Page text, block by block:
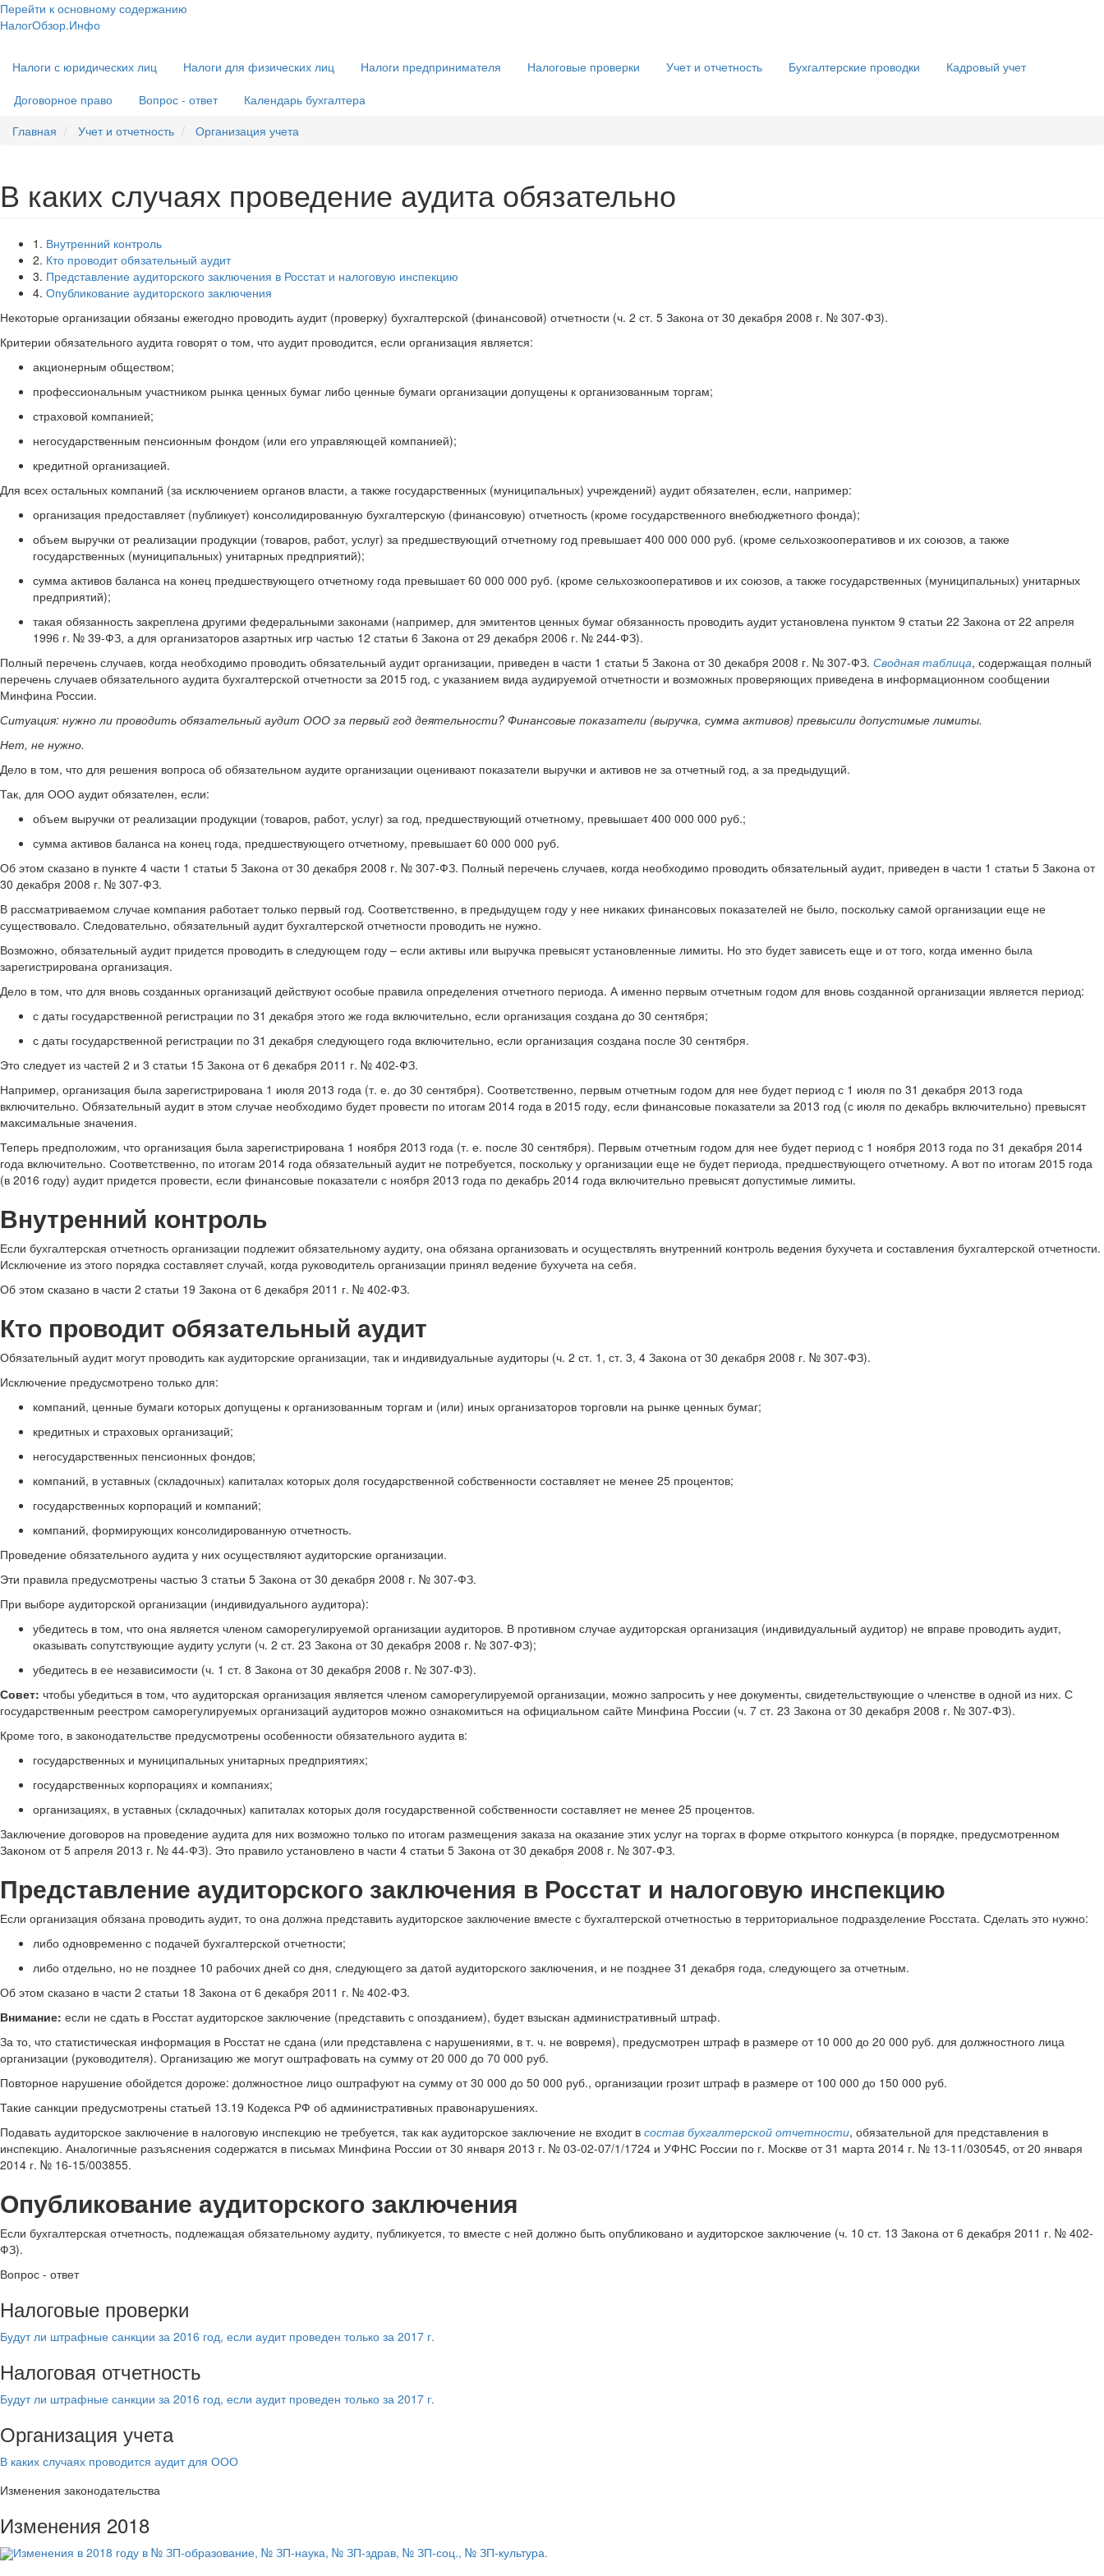
Перейти к основному содержанию
НалогОбзор.Инфо
навигация
Налоги с юридических лиц Налоги для физических лиц Налоги предпринимателя Налоговые проверки Учет и отчетность Бухгалтерские проводки
Кадровый учет
Договорное право
Вопрос - ответ
Календарь бухгалтера
Главная
Учет и отчетность Организация учета
В каких случаях проведение аудита обязательно
1. Внутренний контроль
2. Кто проводит обязательный аудит
3. Представление аудиторского заключения в Росстат и налоговую инспекцию
4. Опубликование аудиторского заключения
Некоторые организации обязаны ежегодно проводить аудит (проверку) бухгалтерской (финансовой) отчетности (ч. 2 ст. 5 Закона от 30 декабря 2008 г. № 307-ФЗ).
Критерии обязательного аудита говорят о том, что аудит проводится, если организация является:
акционерным обществом;
профессиональным участником рынка ценных бумаг либо ценные бумаги организации допущены к организованным торгам;
страховой компанией;
негосударственным пенсионным фондом (или его управляющей компанией);
кредитной организацией.
Для всех остальных компаний (за исключением органов власти, а также государственных (муниципальных) учреждений) аудит обязателен, если, например:
организация предоставляет (публикует) консолидированную бухгалтерскую (финансовую) отчетность (кроме государственного внебюджетного фонда);
объем выручки от реализации продукции (товаров, работ, услуг) за предшествующий отчетному год превышает 400 000 000 руб. (кроме сельхозкооперативов и их союзов, а также
государственных (муниципальных) унитарных предприятий);
сумма активов баланса на конец предшествующего отчетному года превышает 60 000 000 руб. (кроме сельхозкооперативов и их союзов, а также государственных (муниципальных) унитарных
предприятий);
такая обязанность закреплена другими федеральными законами (например, для эмитентов ценных бумаг обязанность проводить аудит установлена пунктом 9 статьи 22 Закона от 22 апреля
1996 г. № 39-ФЗ, а для организаторов азартных игр частью 12 статьи 6 Закона от 29 декабря 2006 г. № 244-ФЗ).
Полный перечень случаев, когда необходимо проводить обязательный аудит организации, приведен в части 1 статьи 5 Закона от 30 декабря 2008 г. № 307-ФЗ. Сводная таблица, содержащая полный
перечень случаев обязательного аудита бухгалтерской отчетности за 2015 год, с указанием вида аудируемой отчетности и возможных проверяющих приведена в информационном сообщении
Минфина России.
Ситуация: нужно ли проводить обязательный аудит ООО за первый год деятельности? Финансовые показатели (выручка, сумма активов) превысили допустимые лимиты.
Нет, не нужно.
Дело в том, что для решения вопроса об обязательном аудите организации оценивают показатели выручки и активов не за отчетный год, а за предыдущий.
Так, для ООО аудит обязателен, если:
объем выручки от реализации продукции (товаров, работ, услуг) за год, предшествующий отчетному, превышает 400 000 000 руб.;
сумма активов баланса на конец года, предшествующего отчетному, превышает 60 000 000 руб.
Об этом сказано в пункте 4 части 1 статьи 5 Закона от 30 декабря 2008 г. № 307-ФЗ. Полный перечень случаев, когда необходимо проводить обязательный аудит, приведен в части 1 статьи 5 Закона от
30 декабря 2008 г. № 307-ФЗ.
В рассматриваемом случае компания работает только первый год. Соответственно, в предыдущем году у нее никаких финансовых показателей не было, поскольку самой организации еще не
существовало. Следовательно, обязательный аудит бухгалтерской отчетности проводить не нужно.
Возможно, обязательный аудит придется проводить в следующем году – если активы или выручка превысят установленные лимиты. Но это будет зависеть еще и от того, когда именно была
зарегистрирована организация.
Дело в том, что для вновь созданных организаций действуют особые правила определения отчетного периода. А именно первым отчетным годом для вновь созданной организации является период:
с даты государственной регистрации по 31 декабря этого же года включительно, если организация создана до 30 сентября;
с даты государственной регистрации по 31 декабря следующего года включительно, если организация создана после 30 сентября.
Это следует из частей 2 и 3 статьи 15 Закона от 6 декабря 2011 г. № 402-ФЗ.
Например, организация была зарегистрирована 1 июля 2013 года (т. е. до 30 сентября). Соответственно, первым отчетным годом для нее будет период с 1 июля по 31 декабря 2013 года
включительно. Обязательный аудит в этом случае необходимо будет провести по итогам 2014 года в 2015 году, если финансовые показатели за 2013 год (с июля по декабрь включительно) превысят
максимальные значения.
Теперь предположим, что организация была зарегистрирована 1 ноября 2013 года (т. е. после 30 сентября). Первым отчетным годом для нее будет период с 1 ноября 2013 года по 31 декабря 2014
года включительно. Соответственно, по итогам 2014 года обязательный аудит не потребуется, поскольку у организации еще не будет периода, предшествующего отчетному. А вот по итогам 2015 года
(в 2016 году) аудит придется провести, если финансовые показатели с ноября 2013 года по декабрь 2014 года включительно превысят допустимые лимиты.
Внутренний контроль
Если бухгалтерская отчетность организации подлежит обязательному аудиту, она обязана организовать и осуществлять внутренний контроль ведения бухучета и составления бухгалтерской отчетности.
Исключение из этого порядка составляет случай, когда руководитель организации принял ведение бухучета на себя.
Об этом сказано в части 2 статьи 19 Закона от 6 декабря 2011 г. № 402-ФЗ.
Кто проводит обязательный аудит
Обязательный аудит могут проводить как аудиторские организации, так и индивидуальные аудиторы (ч. 2 ст. 1, ст. 3, 4 Закона от 30 декабря 2008 г. № 307-ФЗ).
Исключение предусмотрено только для:
компаний, ценные бумаги которых допущены к организованным торгам и (или) иных организаторов торговли на рынке ценных бумаг;
кредитных и страховых организаций;
негосударственных пенсионных фондов;
компаний, в уставных (складочных) капиталах которых доля государственной собственности составляет не менее 25 процентов;
государственных корпораций и компаний;
компаний, формирующих консолидированную отчетность.
Проведение обязательного аудита у них осуществляют аудиторские организации.
Эти правила предусмотрены частью 3 статьи 5 Закона от 30 декабря 2008 г. № 307-ФЗ.
При выборе аудиторской организации (индивидуального аудитора):
убедитесь в том, что она является членом саморегулируемой организации аудиторов. В противном случае аудиторская организация (индивидуальный аудитор) не вправе проводить аудит,
оказывать сопутствующие аудиту услуги (ч. 2 ст. 23 Закона от 30 декабря 2008 г. № 307-ФЗ);
убедитесь в ее независимости (ч. 1 ст. 8 Закона от 30 декабря 2008 г. № 307-ФЗ).
Совет: чтобы убедиться в том, что аудиторская организация является членом саморегулируемой организации, можно запросить у нее документы, свидетельствующие о членстве в одной из них. С
государственным реестром саморегулируемых организаций аудиторов можно ознакомиться на официальном сайте Минфина России (ч. 7 ст. 23 Закона от 30 декабря 2008 г. № 307-ФЗ).
Кроме того, в законодательстве предусмотрены особенности обязательного аудита в:
государственных и муниципальных унитарных предприятиях;
государственных корпорациях и компаниях;
организациях, в уставных (складочных) капиталах которых доля государственной собственности составляет не менее 25 процентов.
Заключение договоров на проведение аудита для них возможно только по итогам размещения заказа на оказание этих услуг на торгах в форме открытого конкурса (в порядке, предусмотренном
Законом от 5 апреля 2013 г. № 44-ФЗ). Это правило установлено в части 4 статьи 5 Закона от 30 декабря 2008 г. № 307-ФЗ.
Представление аудиторского заключения в Росстат и налоговую инспекцию
Если организация обязана проводить аудит, то она должна представить аудиторское заключение вместе с бухгалтерской отчетностью в территориальное подразделение Росстата. Сделать это нужно:
либо одновременно с подачей бухгалтерской отчетности;
либо отдельно, но не позднее 10 рабочих дней со дня, следующего за датой аудиторского заключения, и не позднее 31 декабря года, следующего за отчетным.
Об этом сказано в части 2 статьи 18 Закона от 6 декабря 2011 г. № 402-ФЗ.
Внимание: если не сдать в Росстат аудиторское заключение (представить с опозданием), будет взыскан административный штраф.
За то, что статистическая информация в Росстат не сдана (или представлена с нарушениями, в т. ч. не вовремя), предусмотрен штраф в размере от 10 000 до 20 000 руб. для должностного лица
организации (руководителя). Организацию же могут оштрафовать на сумму от 20 000 до 70 000 руб.
Повторное нарушение обойдется дороже: должностное лицо оштрафуют на сумму от 30 000 до 50 000 руб., организации грозит штраф в размере от 100 000 до 150 000 руб.
Такие санкции предусмотрены статьей 13.19 Кодекса РФ об административных правонарушениях.
Подавать аудиторское заключение в налоговую инспекцию не требуется, так как аудиторское заключение не входит в состав бухгалтерской отчетности, обязательной для представления в
инспекцию. Аналогичные разъяснения содержатся в письмах Минфина России от 30 января 2013 г. № 03-02-07/1/1724 и УФНС России по г. Москве от 31 марта 2014 г. № 13-11/030545, от 20 января
2014 г. № 16-15/003855.
Опубликование аудиторского заключения
Если бухгалтерская отчетность, подлежащая обязательному аудиту, публикуется, то вместе с ней должно быть опубликовано и аудиторское заключение (ч. 10 ст. 13 Закона от 6 декабря 2011 г. № 402-
ФЗ).
Вопрос - ответ
Налоговые проверки
Будут ли штрафные санкции за 2016 год, если аудит проведен только за 2017 г.
Налоговая отчетность
Будут ли штрафные санкции за 2016 год, если аудит проведен только за 2017 г.
Организация учета
В каких случаях проводится аудит для ООО
Изменения законодательства
Изменения 2018
Изменения в 2018 году в № ЗП-образование, № ЗП-наука, № ЗП-здрав, № ЗП-соц., № ЗП-культура.